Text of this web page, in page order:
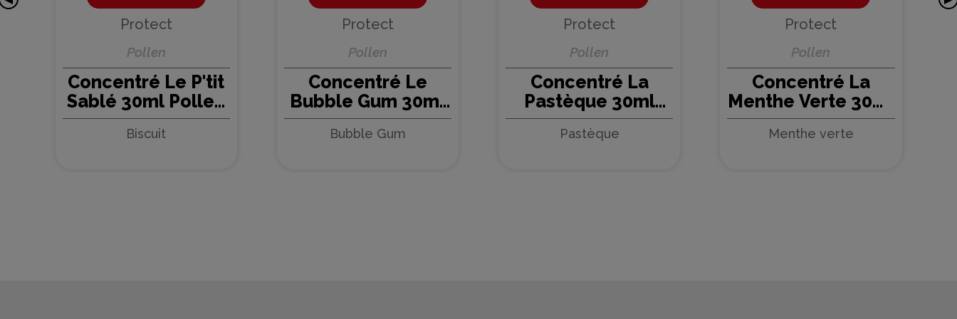
Protect
Pollen
Concentré Le P'tit
Sablé 30ml Pollen
- Protect (5 pièces)
Biscuit
Protect
Pollen
Concentré Le
Bubble Gum 30ml
Pollen - Protect (5
pièces)
Bubble Gum
Protect
Pollen
Concentré La
Pastèque 30ml
Pollen - Protect (5
pièces)
Pastèque
Protect
Pollen
Concentré La
Menthe Verte 30ml
Pollen - Protect (5
pièces)
Menthe verte